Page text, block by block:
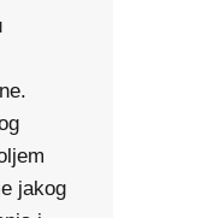
jakog